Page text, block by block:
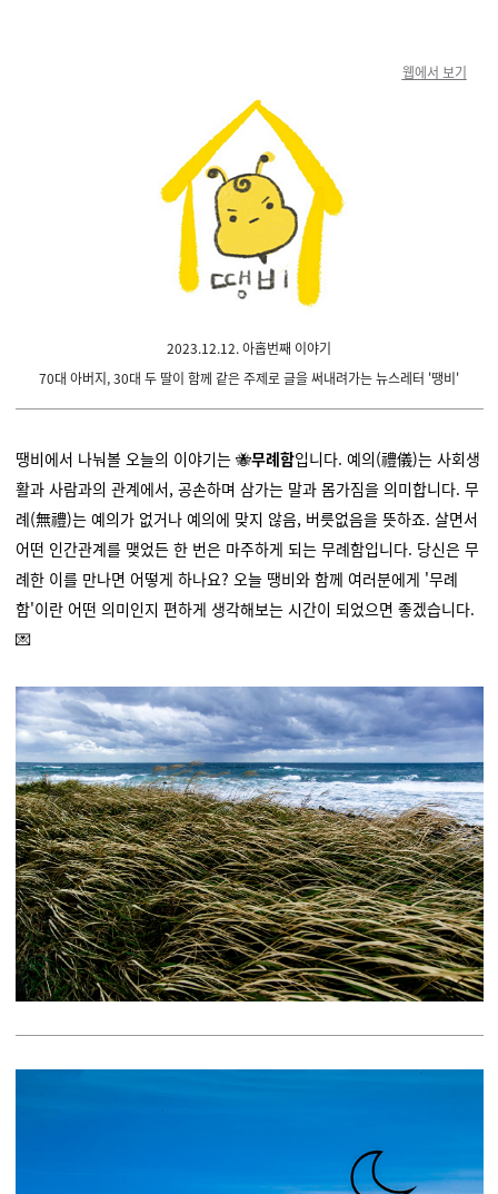
웹에서 보기
2023.12.12. 아홉번째 이야기
70대 아버지, 30대 두 딸이 함께 같은 주제로 글을 써내려가는 뉴스레터 '땡비'
땡비에서 나눠볼 오늘의 이야기는 🐝무례함입니다. 예의(禮儀)는 사회생
활과 사람과의 관계에서, 공손하며 삼가는 말과 몸가짐을 의미합니다. 무
례(無禮)는 예의가 없거나 예의에 맞지 않음, 버릇없음을 뜻하죠. 살면서
어떤 인간관계를 맺었든 한 번은 마주하게 되는 무례함입니다. 당신은 무
례한 이를 만나면 어떻게 하나요? 오늘 땡비와 함께 여러분에게 '무례
함'이란 어떤 의미인지 편하게 생각해보는 시간이 되었으면 좋겠습니다.
💌